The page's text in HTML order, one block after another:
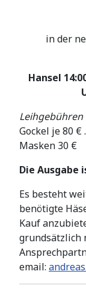
in der
Hansel
Gockel je 80 €
Masken 30 €
Die Ausgabe
Es besteht
benötigte
Kauf
grundsätzlich
email: